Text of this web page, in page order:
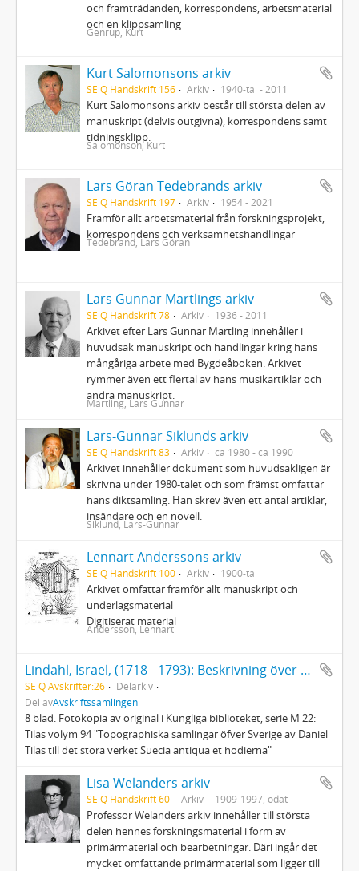
och framträdanden, korrespondens, arbetsmaterial
och en klippsamling
Genrup, Kurt
Kurt Salomonsons arkiv
SE Q Handskrift 156 Arkiv 1940-tal - 2011
Kurt Salomonsons arkiv består till största delen av
manuskript (delvis outgivna), korrespondens samt
tidningsklipp.
Salomonson, Kurt
Lars Göran Tedebrands arkiv
SE Q Handskrift 197 Arkiv 1954 - 2021
Framför allt arbetsmaterial från forskningsprojekt,
korrespondens och verksamhetshandlingar
Tedebrand, Lars Göran
Lars Gunnar Martlings arkiv
SE Q Handskrift 78 Arkiv 1936 - 2011
Arkivet efter Lars Gunnar Martling innehåller i
huvudsak manuskript och handlingar kring hans
mångåriga arbete med Bygdeåboken. Arkivet
rymmer även ett flertal av hans musikartiklar och
andra manuskript.
Martling, Lars Gunnar
Lars-Gunnar Siklunds arkiv
SE Q Handskrift 83 Arkiv ca 1980 - ca 1990
Arkivet innehåller dokument som huvudsakligen är
skrivna under 1980-talet och som främst omfattar
hans diktsamling. Han skrev även ett antal artiklar,
insändare och en novell.
Siklund, Lars-Gunnar
Lennart Anderssons arkiv
SE Q Handskrift 100 Arkiv 1900-tal
Arkivet omfattar framför allt manuskript och
underlagsmaterial
Digitiserat material
Andersson, Lennart
Lindahl, Israel, (1718 - 1793): Beskrivning över Umeå socken och stad 1771
SE Q Avskrifter:26
Delarkiv
Del avAvskriftssamlingen
8 blad. Fotokopia av original i Kungliga biblioteket, serie M 22:
Tilas volym 94 "Topographiska samlingar öfver Sverige av Daniel
Tilas till det stora verket Suecia antiqua et hodierna"
Lisa Welanders arkiv
SE Q Handskrift 60 Arkiv 1909-1997, odat
Professor Welanders arkiv innehåller till största
delen hennes forskningsmaterial i form av
primärmaterial och bearbetningar. Däri ingår det
mycket omfattande primärmaterial som ligger till